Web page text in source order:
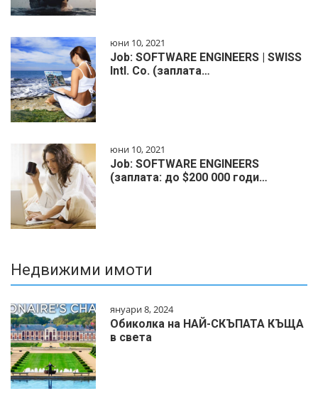
юни 10, 2021
Job: SOFTWARE ENGINEERS | SWISS
Intl. Co. (заплата…
юни 10, 2021
Job: SOFTWARE ENGINEERS
(заплата: до $200 000 годи…
Недвижими имоти
януари 8, 2024
Обиколка на НАЙ-СКЪПАТА КЪЩА
в света